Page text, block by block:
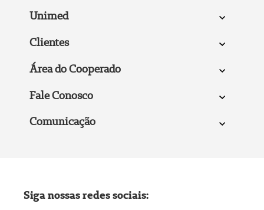
Unimed
Clientes
Área do Cooperado
Fale Conosco
Comunicação
Siga nossas redes sociais: